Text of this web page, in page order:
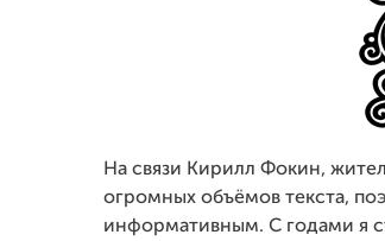
На связи Кирилл Фокин,
огромных объёмов текста,
информативным. С годами я